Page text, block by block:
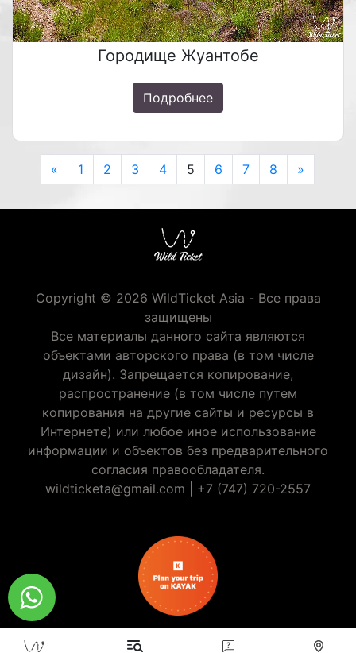
Городище Жуантобе
Подробнее
« Previous
1 2 3 4 5 6 7 8 »
Copyright © 2026 WildTicket Asia - Все права
защищены
Все материалы данного сайта являются
объектами авторского права (в том числе
дизайн). Запрещается копирование,
распространение (в том числе путем
копирования на другие сайты и ресурсы в
Интернете) или любое иное использование
информации и объектов без предварительного
согласия правообладателя.
wildticketa@gmail.com
+7 (747) 720-2557